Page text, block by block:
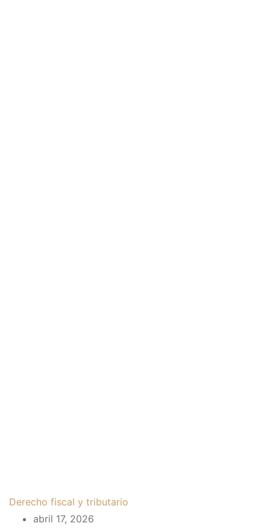
Derecho fiscal y tributario
abril 17, 2026